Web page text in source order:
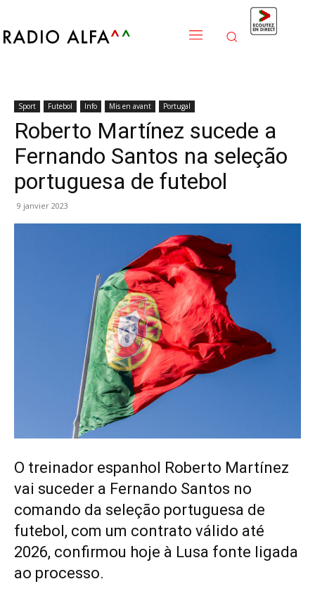
Sport Futebol Info Mis en avant Portugal
Roberto Martínez sucede a
Fernando Santos na seleção
portuguesa de futebol
9 janvier 2023
O treinador espanhol Roberto Martínez
vai suceder a Fernando Santos no
comando da seleção portuguesa de
futebol, com um contrato válido até
2026, confirmou hoje à Lusa fonte ligada
ao processo.